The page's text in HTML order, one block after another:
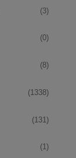
(3)
(0)
(8)
(1338)
(131)
(1)